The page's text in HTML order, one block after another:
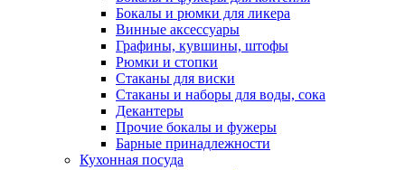
Бокалы и рюмки для ликера
Винные аксессуары
Графины, кувшины, штофы
Рюмки и стопки
Стаканы для виски
Стаканы и наборы для воды, сока
Декантеры
Прочие бокалы и фужеры
Барные принадлежности
Кухонная посуда